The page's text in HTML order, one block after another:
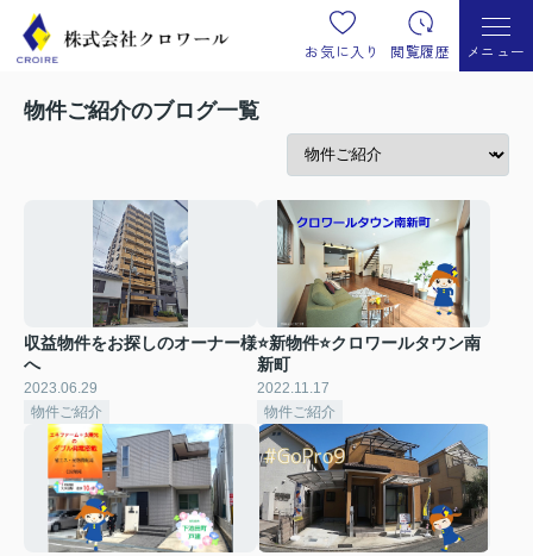
お気に入り 閲覧履歴 メニュー
物件ご紹介のブログ一覧
収益物件をお探しのオーナー様
へ
2023.06.29
物件ご紹介
⭐新物件⭐クロワールタウン南
新町
2022.11.17
物件ご紹介